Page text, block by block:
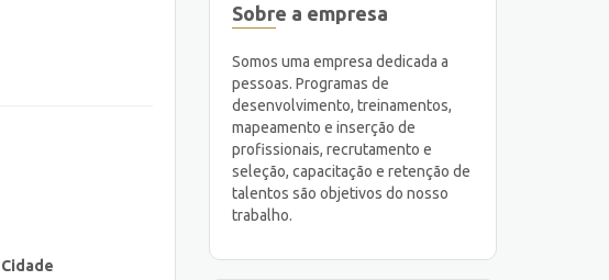
Cidade
Sobre a empresa
Somos uma empresa dedicada a
pessoas. Programas de
desenvolvimento, treinamentos,
mapeamento e inserção de
profissionais, recrutamento e
seleção, capacitação e retenção de
talentos são objetivos do nosso
trabalho.